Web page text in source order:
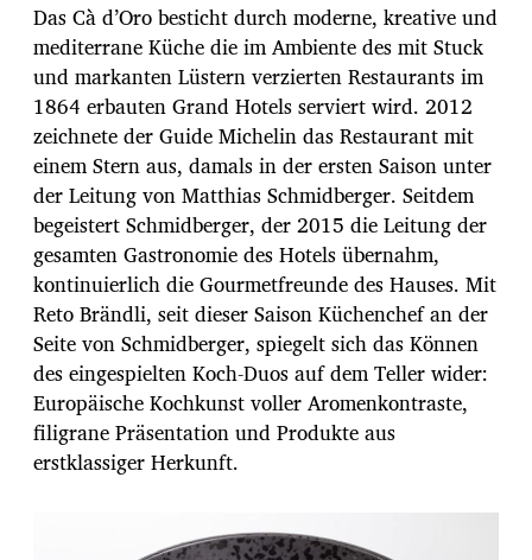
Das Cà d’Oro besticht durch moderne, kreative und
mediterrane Küche die im Ambiente des mit Stuck
und markanten Lüstern verzierten Restaurants im
1864 erbauten Grand Hotels serviert wird. 2012
zeichnete der Guide Michelin das Restaurant mit
einem Stern aus, damals in der ersten Saison unter
der Leitung von Matthias Schmidberger. Seitdem
begeistert Schmidberger, der 2015 die Leitung der
gesamten Gastronomie des Hotels übernahm,
kontinuierlich die Gourmetfreunde des Hauses. Mit
Reto Brändli, seit dieser Saison Küchenchef an der
Seite von Schmidberger, spiegelt sich das Können
des eingespielten Koch-Duos auf dem Teller wider:
Europäische Kochkunst voller Aromenkontraste,
filigrane Präsentation und Produkte aus
erstklassiger Herkunft.